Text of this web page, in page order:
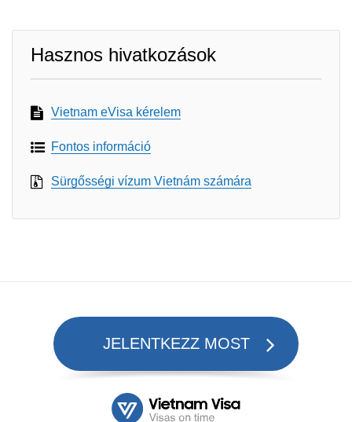
Hasznos hivatkozások
Vietnam eVisa kérelem
Fontos információ
Sürgősségi vízum Vietnám számára
JELENTKEZZ MOST